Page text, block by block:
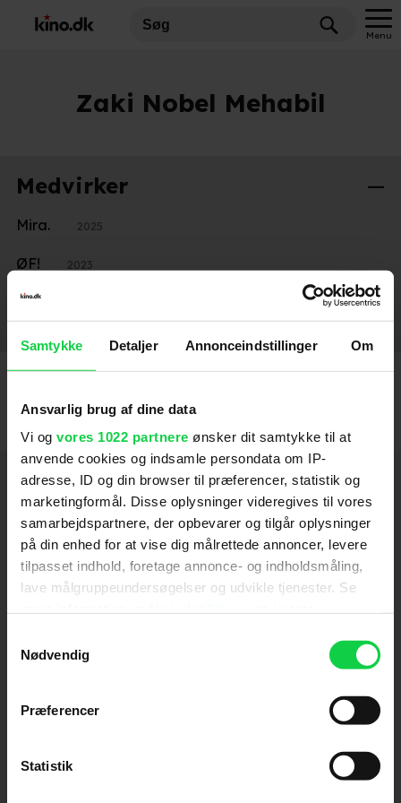
Samtykke Detaljer Annonceindstillinger Om
Ansvarlig brug af dine data
Vi og vores 1022 partnere ønsker dit samtykke til at
anvende cookies og indsamle persondata om IP-
adresse, ID og din browser til præferencer, statistik og
marketingformål. Disse oplysninger videregives til vores
samarbejdspartnere, der opbevarer og tilgår oplysninger
på din enhed for at vise dig målrettede annoncer, levere
tilpasset indhold, foretage annonce- og indholdsmåling,
lave målgruppeundersøgelser og udvikle tjenester. Se
tilbage eller ændre indstillinger fra vores
"Cookiedeklaration", eller ved at trykke på "Privacy
Indsamle præcise oplysninger om din placering,
Nødvendig
Præferencer
Statistik
Menu
Zaki Nobel Mehabil
Medvirker
Mira. 2025
ØF! 2023
Stemmer
Hold dig opdateret
Send
Ved tilmelding accepterer jeg samtidig
Kino.dks Markedsføringssamtykke